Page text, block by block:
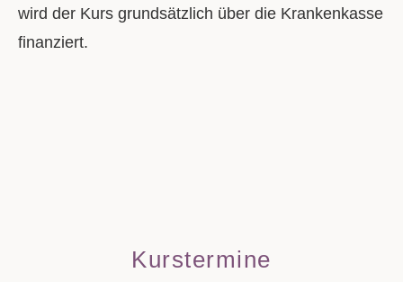
wird der Kurs grundsätzlich über die Krankenkasse
finanziert.
Kurstermine